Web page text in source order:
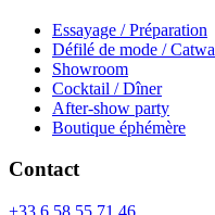
Essayage / Préparation
Défilé de mode /
Showroom
Cocktail / Dîner
After-show party
Boutique éphémère
Contact
+33 6 58 55 71 46